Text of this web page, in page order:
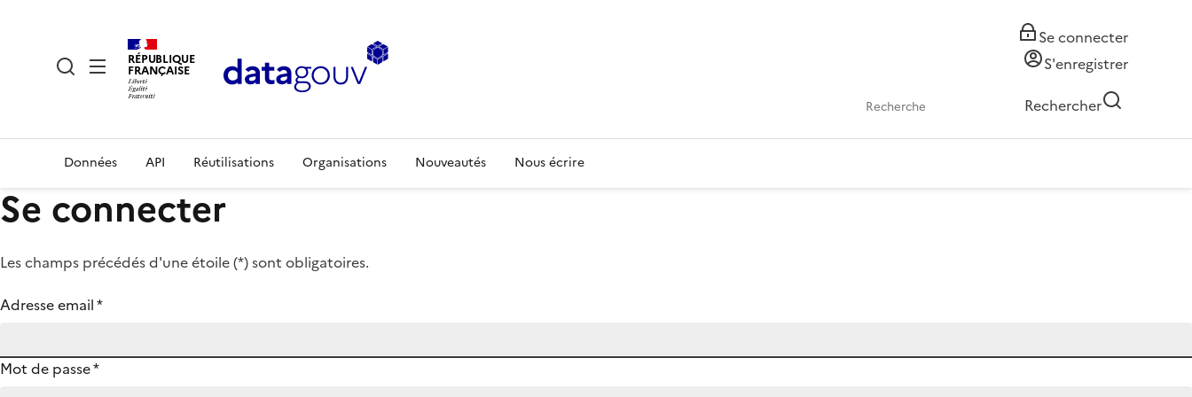
RÉPUBLIQUE
FRANÇAISE
Se connecter
S'enregistrer
Rechercher
Données API Réutilisations Organisations Nouveautés Nous écrire
Se connecter
Les champs précédés d'une étoile (*) sont obligatoires.
Adresse email*
Mot de passe*